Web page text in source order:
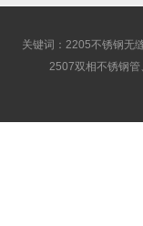
关键词：2205不锈钢无
2507双相不锈钢